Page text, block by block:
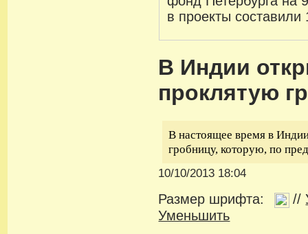
в проекты
В Индии
проклятую
В настоящее время в
гробницу, которую, по
10/10/2013 18:04
Размер шрифта: //
Уменьшить